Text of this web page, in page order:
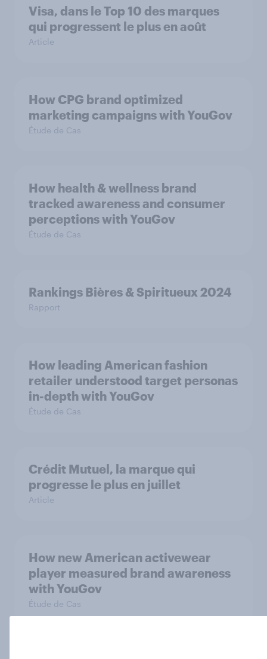
Visa, dans le Top 10 des marques
qui progressent le plus en août
Article
How CPG brand optimized
marketing campaigns with YouGov
Étude de Cas
How health & wellness brand
tracked awareness and consumer
perceptions with YouGov
Étude de Cas
Rankings Bières & Spiritueux 2024
Rapport
How leading American fashion
retailer understood target personas
in-depth with YouGov
Étude de Cas
Crédit Mutuel, la marque qui
progresse le plus en juillet
Article
How new American activewear
player measured brand awareness
with YouGov
Étude de Cas